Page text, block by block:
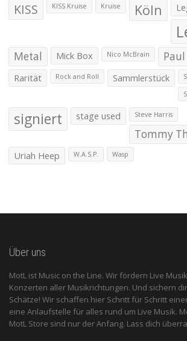
KISS KISS Kruise Kruise Köln
Metal Mick Box Nico McBrain
Rarität Rock and Roll Sammlerstück
signiert stage used Steve Harris
Tommy
Uriah Heep
W.A.S.P. Wasp
Über uns
MotL ist Music on the Line. Wir fördern Live
Konzerten aller Musikrichtungen. Und sichern
Schätze! Wir schaffen hier Schritt für Schritt
eine Anlaufstelle für alles rund um Live Musik.
MotL Store sind nur der Anfang. Lass dich